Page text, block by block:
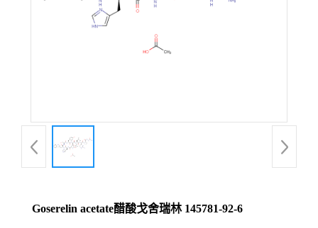
产
Goserelin acetate醋酸戈舍瑞林 145781-92-6